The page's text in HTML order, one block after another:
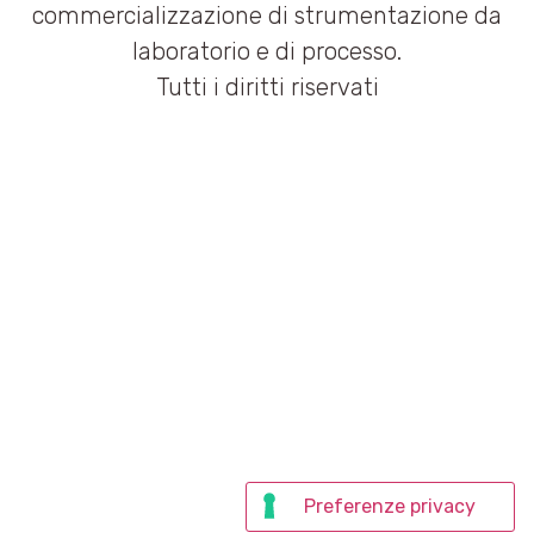
commercializzazione di strumentazione da
laboratorio e di processo.
Tutti i diritti riservati